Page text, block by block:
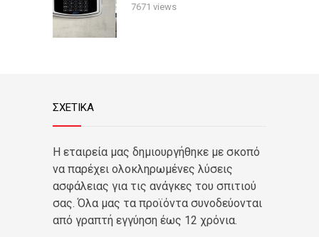
7671 views
ΣΧΕΤΙΚΑ
Η εταιρεία μας δημιουργήθηκε με σκοπό
να παρέχει ολοκληρωμένες λύσεις
ασφάλειας για τις ανάγκες του σπιτιού
σας. Όλα μας τα προϊόντα συνοδεύονται
από γραπτή εγγύηση έως 12 χρόνια.